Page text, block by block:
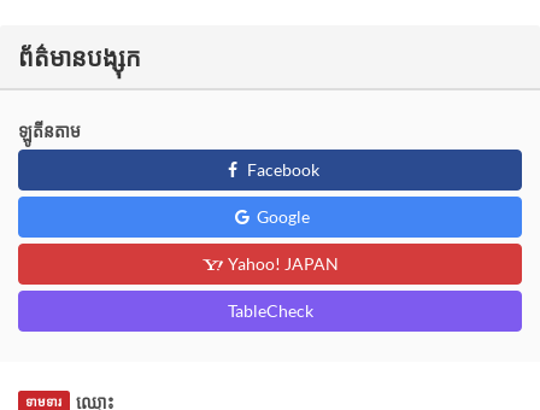
ព័ត៌មានបង្សុក
ឡូតីនតាម
Facebook
Google
Yahoo! JAPAN
TableCheck
ឈ្មោះ
ទាមទារ